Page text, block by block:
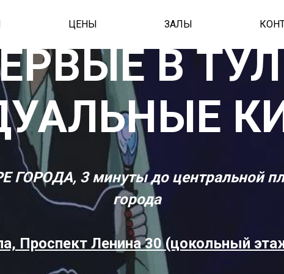
ЦЕНЫ ЗАЛЫ
В
ГОРОДА, 3 минуты до центральной
города
Проспект Ленина 30 (цокольный